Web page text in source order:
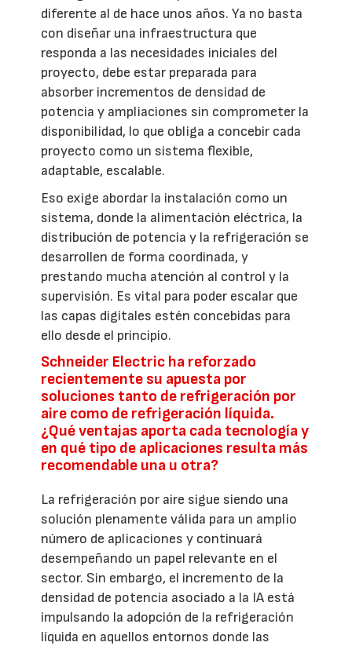
diferente al de hace unos años. Ya no basta
con diseñar una infraestructura que
responda a las necesidades iniciales del
proyecto, debe estar preparada para
absorber incrementos de densidad de
potencia y ampliaciones sin comprometer la
disponibilidad, lo que obliga a concebir cada
proyecto como un sistema flexible,
adaptable, escalable.
Eso exige abordar la instalación como un
sistema, donde la alimentación eléctrica, la
distribución de potencia y la refrigeración se
desarrollen de forma coordinada, y
prestando mucha atención al control y la
supervisión. Es vital para poder escalar que
las capas digitales estén concebidas para
ello desde el principio.
Schneider Electric ha reforzado
recientemente su apuesta por
soluciones tanto de refrigeración por
aire como de refrigeración líquida.
¿Qué ventajas aporta cada tecnología y
en qué tipo de aplicaciones resulta más
recomendable una u otra?
La refrigeración por aire sigue siendo una
solución plenamente válida para un amplio
número de aplicaciones y continuará
desempeñando un papel relevante en el
sector. Sin embargo, el incremento de la
densidad de potencia asociado a la IA está
impulsando la adopción de la refrigeración
líquida en aquellos entornos donde las